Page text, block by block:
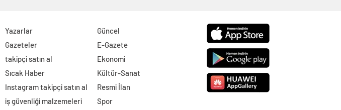
Yazarlar
Gazeteler
takipçi satın al
Sıcak Haber
Instagram takipçi satın al
iş güvenliği malzemeleri
Güncel
E-Gazete
Ekonomi
Kültür-Sanat
Resmi İlan
Spor